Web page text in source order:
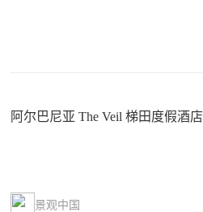
阿尔巴尼亚 The Veil 梯田度假酒店
景观中国